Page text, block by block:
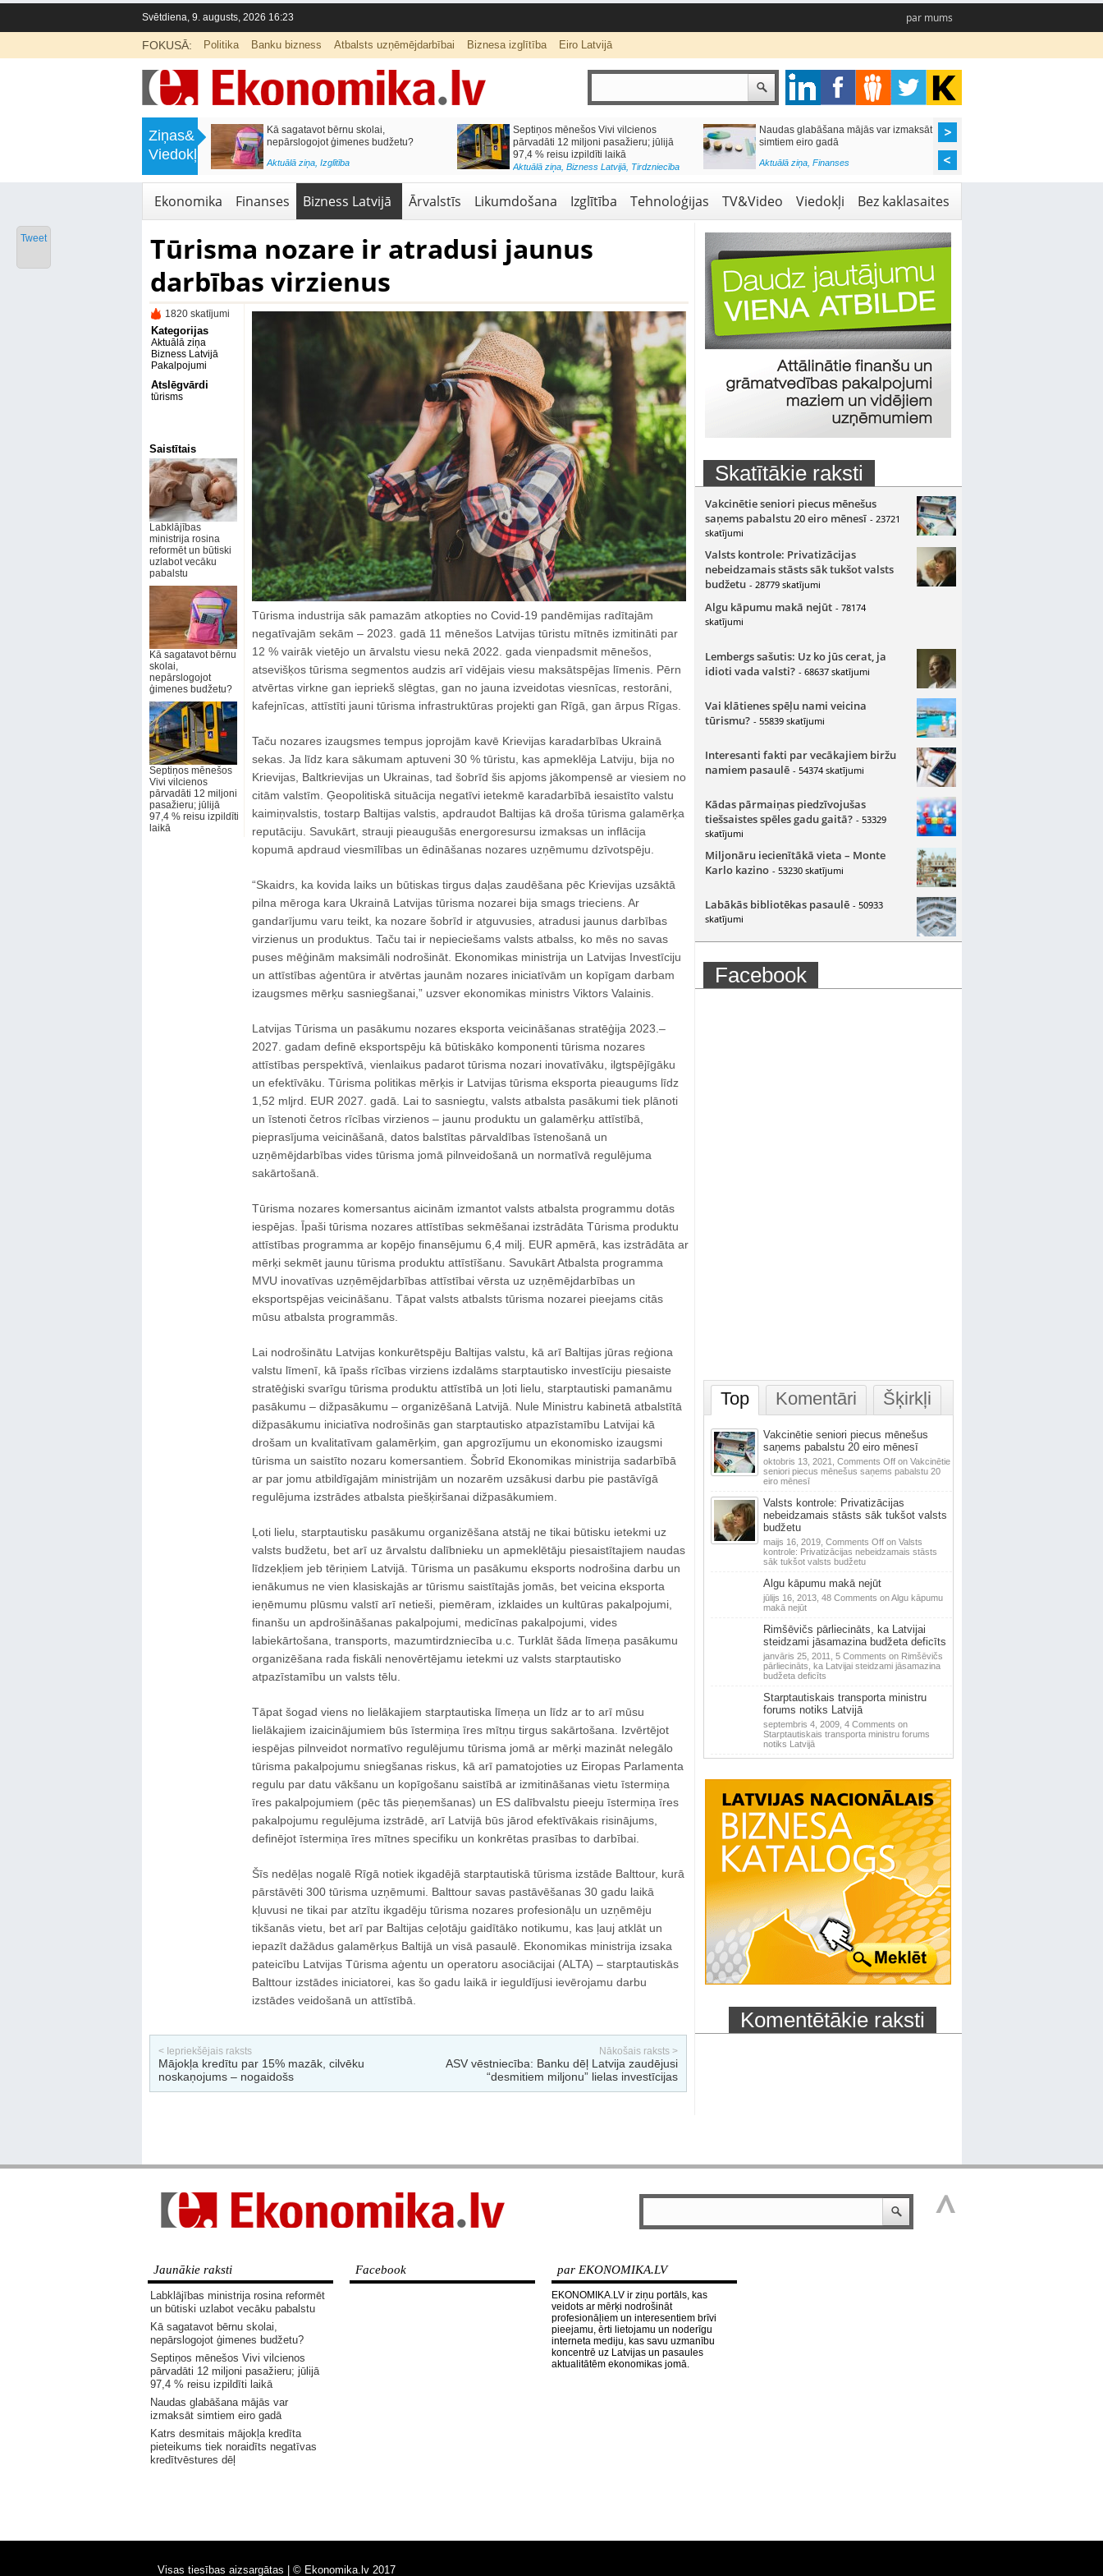
Svētdiena, 9. augusts, 2026 16:23 par mums
FOKUSĀ: Politika Banku bizness Atbalsts uzņēmējdarbībai Biznesa izglītība Eiro Latvijā
Ziņas&
Viedokļi
Labklājības ministrija rosina reformēt
un būtiski uzlabot vecāku pabalstu
Kā sagatavot bērnu skolai,
nepārslogojot ģimenes budžetu?
Aktuālā ziņa, Izglītība
Septiņos mēnešos Vivi vilcienos
pārvadāti 12 miljoni pasažieru; jūlijā
97,4 % reisu izpildīti laikā
Aktuālā ziņa, Bizness Latvijā, Tirdzniecība
Naudas glabāšana mājās var izmaksāt
simtiem eiro gadā
Aktuālā ziņa, Finanses
Ekonomika Finanses Bizness Latvijā Ārvalstīs Likumdošana Izglītība Tehnoloģijas TV&Video Viedokļi Bez kaklasaites
Tūrisma nozare ir atradusi jaunus
darbības virzienus
1820 skatījumi
Kategorijas
Aktuālā ziņa
Bizness Latvijā
Pakalpojumi
Atslēgvārdi
tūrisms
Saistītais
Labklājības
ministrija rosina
reformēt un būtiski
uzlabot vecāku
pabalstu
Kā sagatavot bērnu
skolai,
nepārslogojot
ģimenes budžetu?
Septiņos mēnešos
Vivi vilcienos
pārvadāti 12 miljoni
pasažieru; jūlijā
97,4 % reisu izpildīti
laikā
Tūrisma industrija sāk pamazām atkopties no Covid-19 pandēmijas radītajām
negatīvajām sekām – 2023. gadā 11 mēnešos Latvijas tūristu mītnēs izmitināti par
12 % vairāk vietējo un ārvalstu viesu nekā 2022. gada vienpadsmit mēnešos,
atsevišķos tūrisma segmentos audzis arī vidējais viesu maksātspējas līmenis. Pērn
atvērtas virkne gan iepriekš slēgtas, gan no jauna izveidotas viesnīcas, restorāni,
kafejnīcas, attīstīti jauni tūrisma infrastruktūras projekti gan Rīgā, gan ārpus Rīgas.
Taču nozares izaugsmes tempus joprojām kavē Krievijas karadarbības Ukrainā
sekas. Ja līdz kara sākumam aptuveni 30 % tūristu, kas apmeklēja Latviju, bija no
Krievijas, Baltkrievijas un Ukrainas, tad šobrīd šis apjoms jākompensē ar viesiem no
citām valstīm. Ģeopolitiskā situācija negatīvi ietekmē karadarbībā iesaistīto valstu
kaimiņvalstis, tostarp Baltijas valstis, apdraudot Baltijas kā droša tūrisma galamērķa
reputāciju. Savukārt, strauji pieaugušās energoresursu izmaksas un inflācija
kopumā apdraud viesmīlības un ēdināšanas nozares uzņēmumu dzīvotspēju.
“Skaidrs, ka kovida laiks un būtiskas tirgus daļas zaudēšana pēc Krievijas uzsāktā
pilna mēroga kara Ukrainā Latvijas tūrisma nozarei bija smags trieciens. Ar
gandarījumu varu teikt, ka nozare šobrīd ir atguvusies, atradusi jaunus darbības
virzienus un produktus. Taču tai ir nepieciešams valsts atbalss, ko mēs no savas
puses mēģinām maksimāli nodrošināt. Ekonomikas ministrija un Latvijas Investīciju
un attīstības aģentūra ir atvērtas jaunām nozares iniciatīvām un kopīgam darbam
izaugsmes mērķu sasniegšanai,” uzsver ekonomikas ministrs Viktors Valainis.
Latvijas Tūrisma un pasākumu nozares eksporta veicināšanas stratēģija 2023.–
2027. gadam definē eksportspēju kā būtiskāko komponenti tūrisma nozares
attīstības perspektīvā, vienlaikus padarot tūrisma nozari inovatīvāku, ilgtspējīgāku
un efektīvāku. Tūrisma politikas mērķis ir Latvijas tūrisma eksporta pieaugums līdz
1,52 mljrd. EUR 2027. gadā. Lai to sasniegtu, valsts atbalsta pasākumi tiek plānoti
un īstenoti četros rīcības virzienos – jaunu produktu un galamērķu attīstībā,
pieprasījuma veicināšanā, datos balstītas pārvaldības īstenošanā un
uzņēmējdarbības vides tūrisma jomā pilnveidošanā un normatīvā regulējuma
sakārtošanā.
Tūrisma nozares komersantus aicinām izmantot valsts atbalsta programmu dotās
iespējas. Īpaši tūrisma nozares attīstības sekmēšanai izstrādāta Tūrisma produktu
attīstības programma ar kopējo finansējumu 6,4 milj. EUR apmērā, kas izstrādāta ar
mērķi sekmēt jaunu tūrisma produktu attīstīšanu. Savukārt Atbalsta programma
MVU inovatīvas uzņēmējdarbības attīstībai vērsta uz uzņēmējdarbības un
eksportspējas veicināšanu. Tāpat valsts atbalsts tūrisma nozarei pieejams citās
mūsu atbalsta programmās.
Lai nodrošinātu Latvijas konkurētspēju Baltijas valstu, kā arī Baltijas jūras reģiona
valstu līmenī, kā īpašs rīcības virziens izdalāms starptautisko investīciju piesaiste
stratēģiski svarīgu tūrisma produktu attīstībā un ļoti lielu, starptautiski pamanāmu
pasākumu – dižpasākumu – organizēšanā Latvijā. Nule Ministru kabinetā atbalstītā
dižpasākumu iniciatīva nodrošinās gan starptautisko atpazīstamību Latvijai kā
drošam un kvalitatīvam galamērķim, gan apgrozījumu un ekonomisko izaugsmi
tūrisma un saistīto nozaru komersantiem. Šobrīd Ekonomikas ministrija sadarbībā
ar par jomu atbildīgajām ministrijām un nozarēm uzsākusi darbu pie pastāvīgā
regulējuma izstrādes atbalsta piešķiršanai dižpasākumiem.
Ļoti lielu, starptautisku pasākumu organizēšana atstāj ne tikai būtisku ietekmi uz
valsts budžetu, bet arī uz ārvalstu dalībnieku un apmeklētāju piesaistītajiem naudas
līdzekļiem jeb tēriņiem Latvijā. Tūrisma un pasākumu eksports nodrošina darbu un
ienākumus ne vien klasiskajās ar tūrismu saistītajās jomās, bet veicina eksporta
ieņēmumu plūsmu valstī arī netieši, piemēram, izklaides un kultūras pakalpojumi,
finanšu un apdrošināšanas pakalpojumi, medicīnas pakalpojumi, vides
labiekārtošana, transports, mazumtirdzniecība u.c. Turklāt šāda līmeņa pasākumu
organizēšana rada fiskāli nenovērtējamu ietekmi uz valsts starptautisko
atpazīstamību un valsts tēlu.
Tāpat šogad viens no lielākajiem starptautiska līmeņa un līdz ar to arī mūsu
lielākajiem izaicinājumiem būs īstermiņa īres mītņu tirgus sakārtošana. Izvērtējot
iespējas pilnveidot normatīvo regulējumu tūrisma jomā ar mērķi mazināt nelegālo
tūrisma pakalpojumu sniegšanas riskus, kā arī pamatojoties uz Eiropas Parlamenta
regulu par datu vākšanu un kopīgošanu saistībā ar izmitināšanas vietu īstermiņa
īres pakalpojumiem (pēc tās pieņemšanas) un ES dalībvalstu pieeju īstermiņa īres
pakalpojumu regulējuma izstrādē, arī Latvijā būs jārod efektīvākais risinājums,
definējot īstermiņa īres mītnes specifiku un konkrētas prasības to darbībai.
Šīs nedēļas nogalē Rīgā notiek ikgadējā starptautiskā tūrisma izstāde Balttour, kurā
pārstāvēti 300 tūrisma uzņēmumi. Balttour savas pastāvēšanas 30 gadu laikā
kļuvusi ne tikai par atzītu ikgadēju tūrisma nozares profesionāļu un uzņēmēju
tikšanās vietu, bet arī par Baltijas ceļotāju gaidītāko notikumu, kas ļauj atklāt un
iepazīt dažādus galamērķus Baltijā un visā pasaulē. Ekonomikas ministrija izsaka
pateicību Latvijas Tūrisma aģentu un operatoru asociācijai (ALTA) – starptautiskās
Balttour izstādes iniciatorei, kas šo gadu laikā ir ieguldījusi ievērojamu darbu
izstādes veidošanā un attīstībā.
< Iepriekšējais raksts
Mājokļa kredītu par 15% mazāk, cilvēku
noskaņojums – nogaidošs
Nākošais raksts >
ASV vēstniecība: Banku dēļ Latvija zaudējusi
“desmitiem miljonu” lielas investīcijas
Skatītākie raksti
Vakcinētie seniori piecus mēnešus
saņems pabalstu 20 eiro mēnesī - 23721
skatījumi
Valsts kontrole: Privatizācijas
nebeidzamais stāsts sāk tukšot valsts
budžetu - 28779 skatījumi
Algu kāpumu makā nejūt - 78174
skatījumi
Lembergs sašutis: Uz ko jūs cerat, ja
idioti vada valsti? - 68637 skatījumi
Vai klātienes spēļu nami veicina
tūrismu? - 55839 skatījumi
Interesanti fakti par vecākajiem biržu
namiem pasaulē - 54374 skatījumi
Kādas pārmaiņas piedzīvojušas
tiešsaistes spēles gadu gaitā? - 53329
skatījumi
Miljonāru iecienītākā vieta – Monte
Karlo kazino - 53230 skatījumi
Labākās bibliotēkas pasaulē - 50933
skatījumi
Facebook
Top Komentāri Šķirkļi
Vakcinētie seniori piecus mēnešus
saņems pabalstu 20 eiro mēnesī
oktobris 13, 2021, Comments Offon Vakcinētie
seniori piecus mēnešus saņems pabalstu 20
eiro mēnesī
Valsts kontrole: Privatizācijas
nebeidzamais stāsts sāk tukšot valsts
budžetu
maijs 16, 2019, Comments Offon Valsts
kontrole: Privatizācijas nebeidzamais stāsts
sāk tukšot valsts budžetu
Algu kāpumu makā nejūt
jūlijs 16, 2013, 48 Comments on Algu kāpumu
makā nejūt
Rimšēvičs pārliecināts, ka Latvijai
steidzami jāsamazina budžeta deficīts
janvāris 25, 2011, 5 Comments on Rimšēvičs
pārliecināts, ka Latvijai steidzami jāsamazina
budžeta deficīts
Starptautiskais transporta ministru
forums notiks Latvijā
septembris 4, 2009, 4 Comments on
Starptautiskais transporta ministru forums
notiks Latvijā
Komentētākie raksti
Tweet
Jaunākie raksti
Labklājības ministrija rosina reformēt
un būtiski uzlabot vecāku pabalstu
Kā sagatavot bērnu skolai,
nepārslogojot ģimenes budžetu?
Septiņos mēnešos Vivi vilcienos
pārvadāti 12 miljoni pasažieru; jūlijā
97,4 % reisu izpildīti laikā
Naudas glabāšana mājās var
izmaksāt simtiem eiro gadā
Katrs desmitais mājokļa kredīta
pieteikums tiek noraidīts negatīvas
kredītvēstures dēļ
Facebook par EKONOMIKA.LV
EKONOMIKA.LV ir ziņu portāls, kas
veidots ar mērķi nodrošināt
profesionāļiem un interesentiem brīvi
pieejamu, ērti lietojamu un noderīgu
interneta mediju, kas savu uzmanību
koncentrē uz Latvijas un pasaules
aktualitātēm ekonomikas jomā.
Visas tiesības aizsargātas | © Ekonomika.lv 2017